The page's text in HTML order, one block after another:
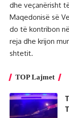
dhe veçanërisht
Maqedonisë së
do të kontribon
reja dhe krijon
shtetit.
TOP Lajmet